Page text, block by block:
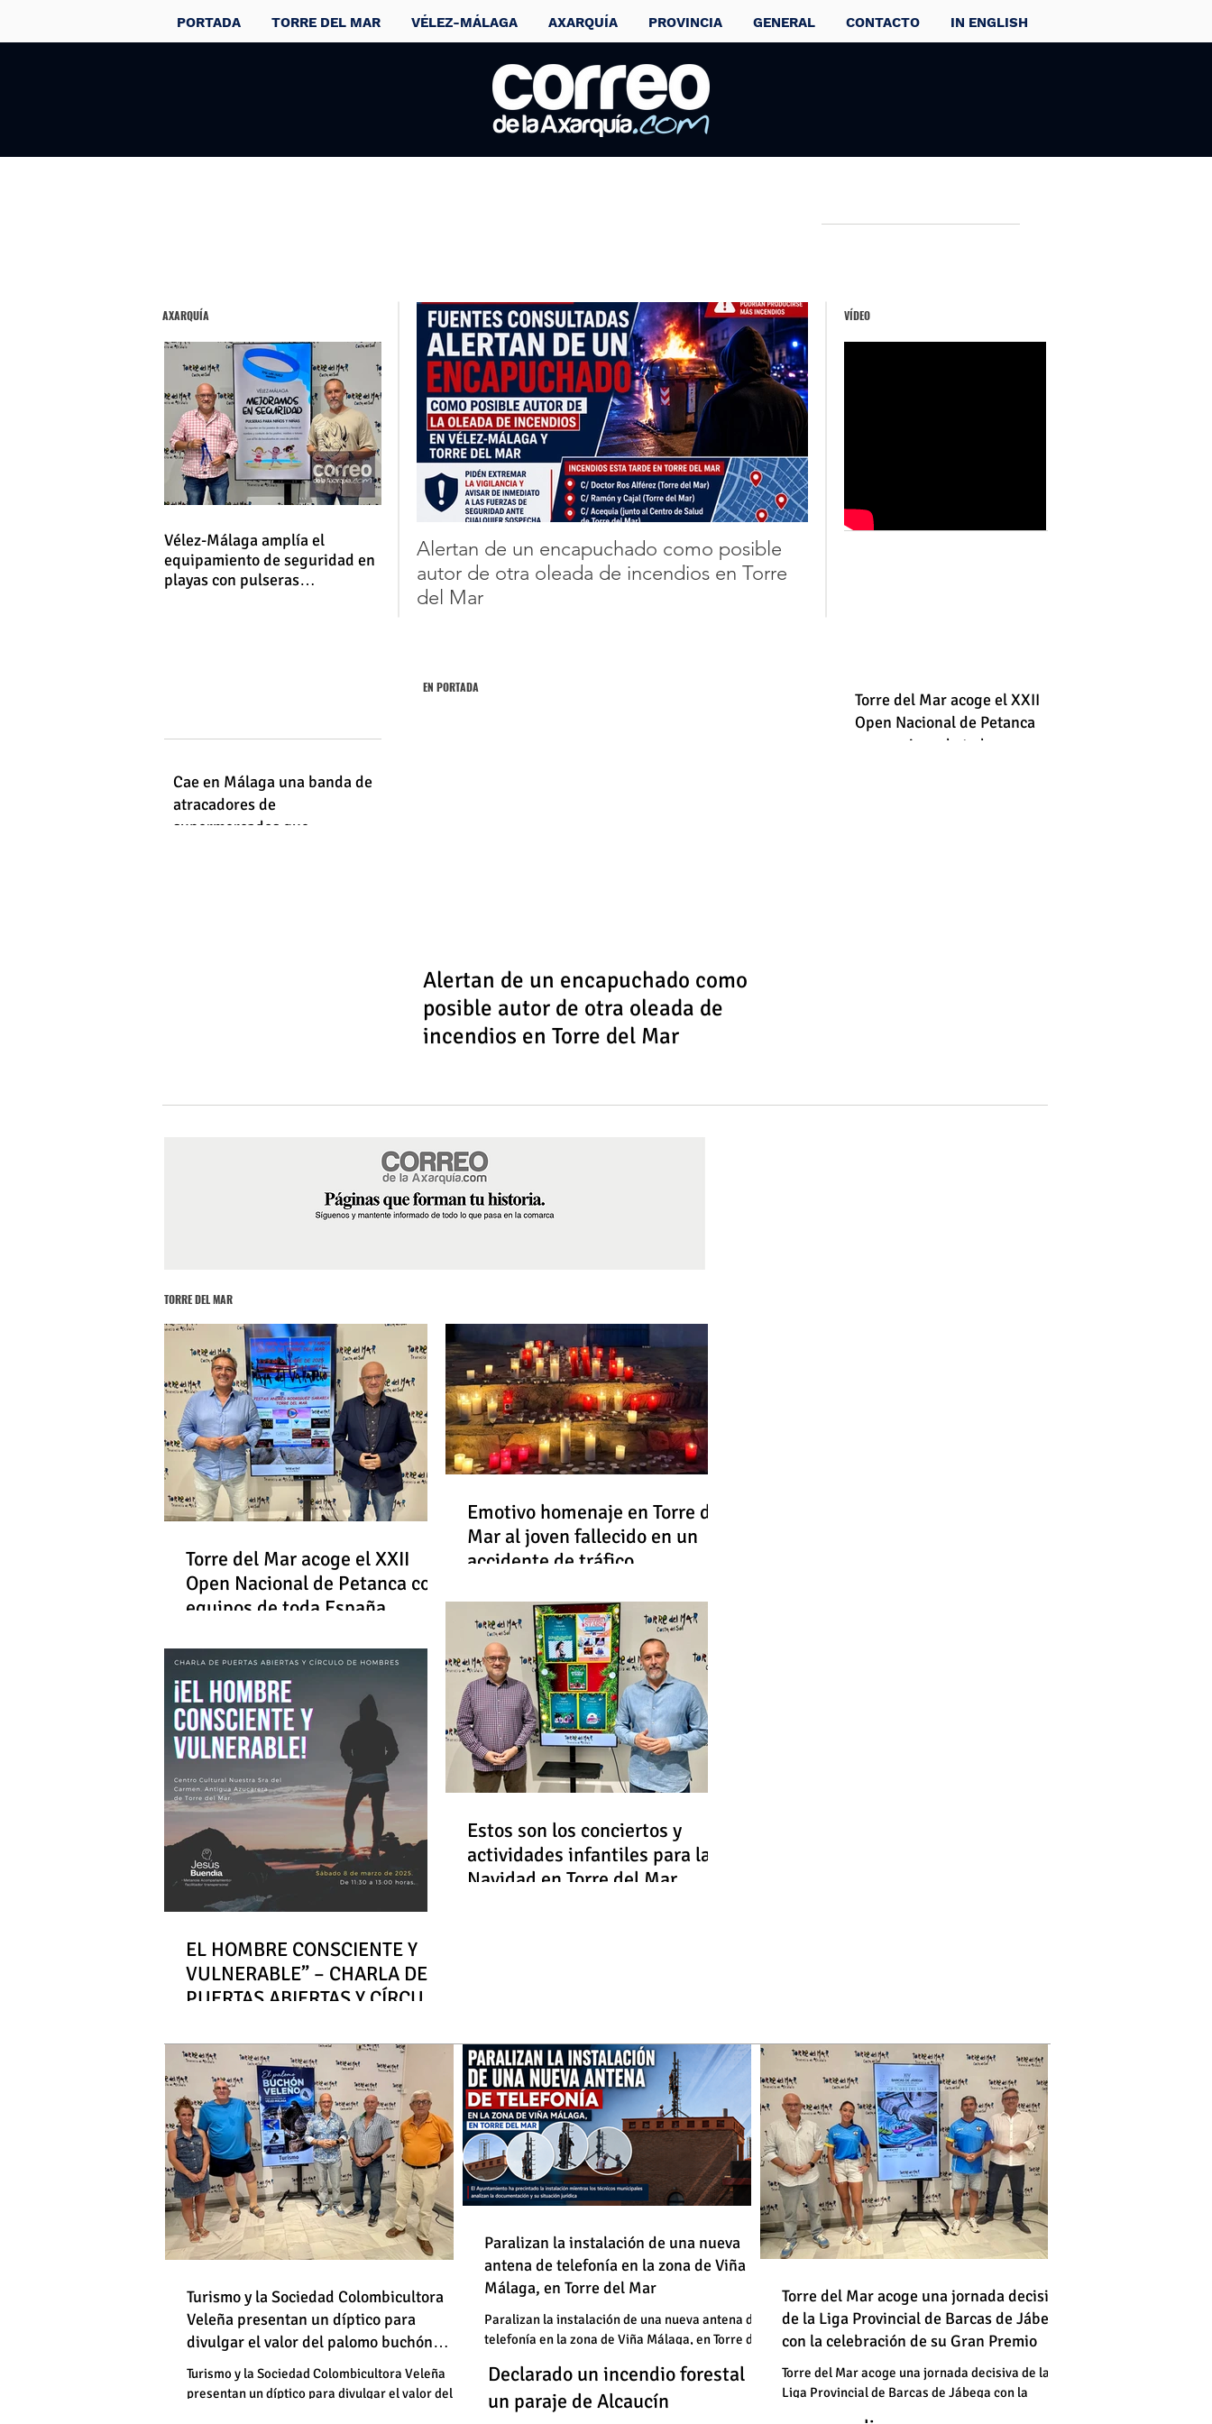
PORTADA TORRE DEL MAR VÉLEZ-MÁLAGA AXARQUÍA PROVINCIA GENERAL CONTACTO IN ENGLISH
Prisión para un
detenido por dos
agresiones
sexuales bajo
sumisión química
en la Axarquía
4 5 6 7
VÍDEO
AXARQUÍA
Vélez-Málaga amplía el
equipamiento de seguridad en
playas con pulseras
Encabezado 2
Alertan de un encapuchado como posible
autor de otra oleada de incendios en Torre
del Mar
Cae en Málaga una banda de
atracadores de
supermercados que
EN PORTADA
Alertan de un encapuchado como
posible autor de otra oleada de
incendios en Torre del Mar
Torre del Mar acoge el XXII
Open Nacional de Petanca
con equipos de toda
TORRE DEL MAR
Torre del Mar acoge el XXII
Open Nacional de Petanca con
equipos de toda España
Emotivo homenaje en Torre del
Mar al joven fallecido en un
accidente de tráfico
EL HOMBRE CONSCIENTE Y
VULNERABLE” – CHARLA DE
PUERTAS ABIERTAS Y CÍRCULO
Estos son los conciertos y
actividades infantiles para la
Navidad en Torre del Mar
Destapan una "falsedad" de
Torrox sí se paga tasa de basura"
Declarado un incendio forestal en
un paraje de Alcaucín
Un vehículo en llamas atraviesa
una vía en Torre del Mar junto a
una gasolinera
Destapan una "falsedad" de
Óscar Medina y José Pino: "En
Torrox sí se paga tasa de basura"
Declarado un incendio forestal en
un paraje de Alcaucín
Un vehículo en llamas atraviesa
una vía en Torre del Mar junto a
Turismo y la Sociedad Colombicultora
Veleña presentan un díptico para
divulgar el valor del palomo buchón
veleño
Turismo y la Sociedad Colombicultora Veleña
presentan un díptico para divulgar el valor del
Paralizan la instalación de una nueva
antena de telefonía en la zona de Viña
Málaga, en Torre del Mar
Paralizan la instalación de una nueva antena de
telefonía en la zona de Viña Málaga, en Torre del
Torre del Mar acoge una jornada decisiva
de la Liga Provincial de Barcas de Jábega
con la celebración de su Gran Premio
Torre del Mar acoge una jornada decisiva de la
Liga Provincial de Barcas de Jábega con la